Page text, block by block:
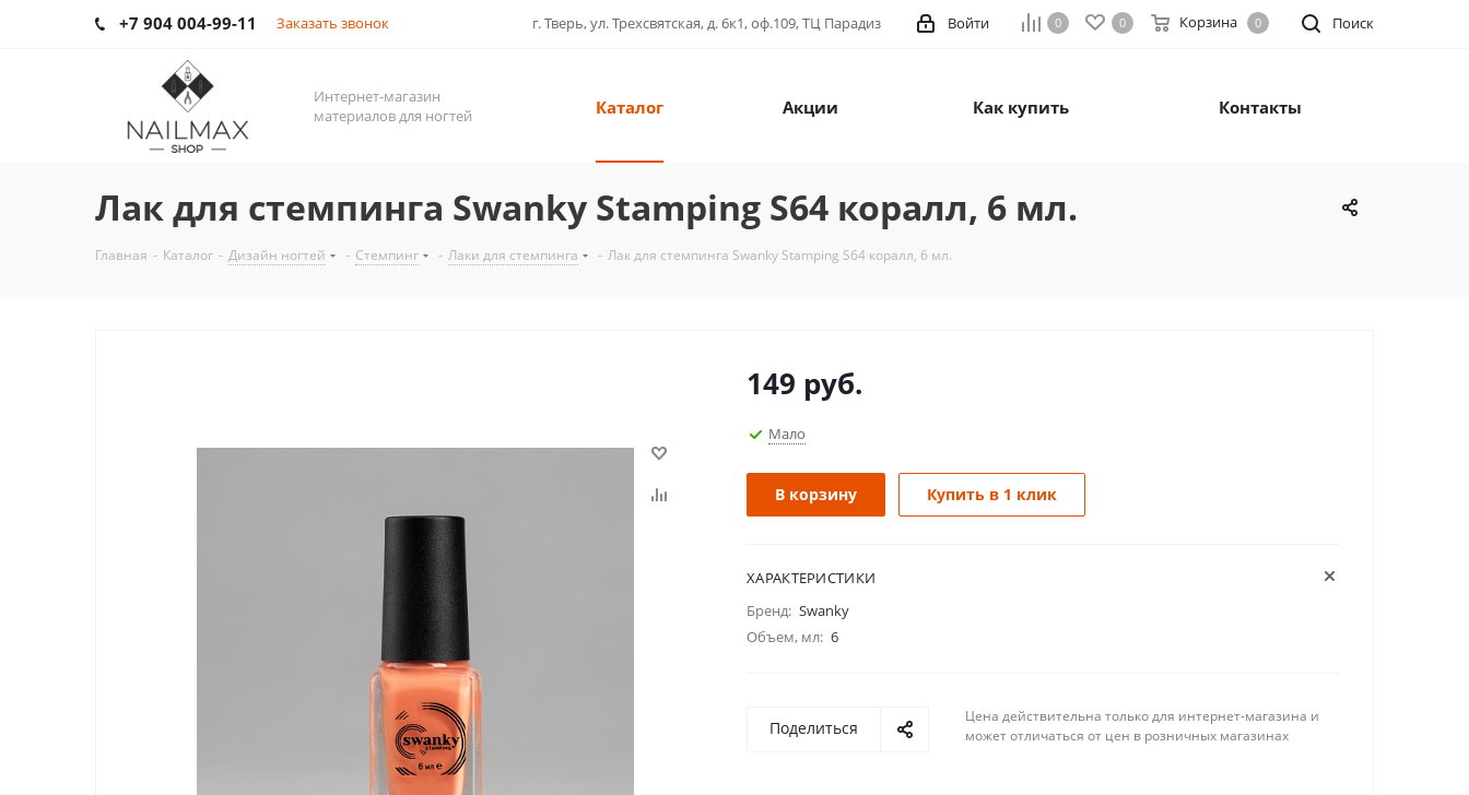
+7 904 004-99-11 Заказать звонок г. Тверь, ул. Трехсвятская, д. 6к1, оф.109, ТЦ Парадиз Поиск
0 0 Корзина 0
Войти
Интернет-магазин
материалов для ногтей
Каталог Акции Как купить Контакты
Лак для стемпинга Swanky Stamping S64 коралл, 6 мл.
Главная - Каталог - Дизайн ногтей - Стемпинг - Лаки для стемпинга - Лак для стемпинга Swanky Stamping S64 коралл, 6 мл.
149 руб.
Мало
В корзину Купить в 1 клик
ХАРАКТЕРИСТИКИ
Бренд: Swanky
Объем, мл: 6
Поделиться
Цена действительна только для интернет-магазина и
может отличаться от цен в розничных магазинах